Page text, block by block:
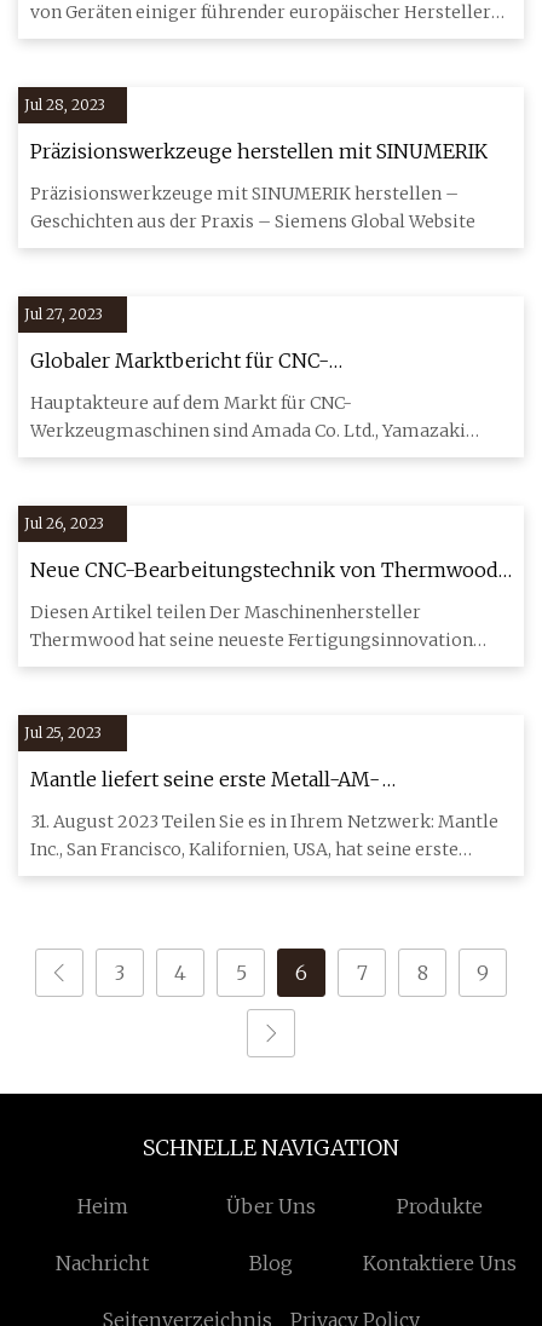
von Geräten einiger führender europäischer Hersteller
von Holz
Jul 28, 2023
Präzisionswerkzeuge herstellen mit SINUMERIK
Präzisionswerkzeuge mit SINUMERIK herstellen –
Geschichten aus der Praxis – Siemens Global Website
Jul 27, 2023
Globaler Marktbericht für CNC-
Werkzeugmaschinen 2023
Hauptakteure auf dem Markt für CNC-
Werkzeugmaschinen sind Amada Co. Ltd., Yamazaki
Mazak, DMG MORI CO., LTD., TRUMPF Gro
Jul 26, 2023
Neue CNC-Bearbeitungstechnik von Thermwood
spiegelt mehrschichtige 3D-Druckprozesse wider
Diesen Artikel teilen Der Maschinenhersteller
Thermwood hat seine neueste Fertigungsinnovation
angekündigt, eine Techni
Jul 25, 2023
Mantle liefert seine erste Metall-AM-
Produktionsmaschine an Westec
31. August 2023 Teilen Sie es in Ihrem Netzwerk: Mantle
Inc., San Francisco, Kalifornien, USA, hat seine erste
produktio
3 4 5 6 7 8 9
SCHNELLE NAVIGATION
Heim Über Uns Produkte
Nachricht Blog Kontaktiere Uns
Seitenverzeichnis Privacy Policy